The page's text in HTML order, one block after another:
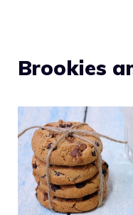
Brookies